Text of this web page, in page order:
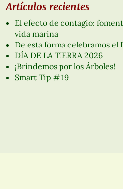
Artículos recientes
El efecto de contagio:
vida marina
De esta forma celebramos el
DÍA DE LA TIERRA 2026
¡Brindemos por los Árboles!
Smart Tip # 19